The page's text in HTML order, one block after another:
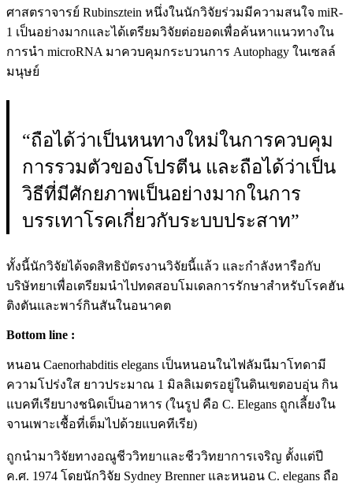
ศาสตราจารย์ Rubinsztein หนึ่งในนักวิจัยร่วมมีความสนใจ miR-
1 เป็นอย่างมากและได้เตรียมวิจัยต่อยอดเพื่อค้นหาแนวทางใน
การนำ microRNA มาควบคุมกระบวนการ Autophagy ในเซลล์
มนุษย์
“ถือได้ว่าเป็นหนทางใหม่ในการควบคุม
การรวมตัวของโปรตีน และถือได้ว่าเป็น
วิธีที่มีศักยภาพเป็นอย่างมากในการ
บรรเทาโรคเกี่ยวกับระบบประสาท”
ทั้งนี้นักวิจัยได้จดสิทธิบัตรงานวิจัยนี้แล้ว และกำลังหารือกับ
บริษัทยาเพื่อเตรียมนำไปทดสอบโมเดลการรักษาสำหรับโรคฮัน
ติงตันและพาร์กินสันในอนาคต
Bottom line :
หนอน Caenorhabditis elegans เป็นหนอนในไฟลัมนีมาโทดามี
ความโปร่งใส ยาวประมาณ 1 มิลลิเมตรอยู่ในดินเขตอบอุ่น กิน
แบคทีเรียบางชนิดเป็นอาหาร (ในรูป คือ C. Elegans ถูกเลี้ยงใน
จานเพาะเชื้อที่เต็มไปด้วยแบคทีเรีย)
ถูกนำมาวิจัยทางอณูชีววิทยาและชีววิทยาการเจริญ ตั้งแต่ปี
ค.ศ. 1974 โดยนักวิจัย Sydney Brenner และหนอน C. elegans ถือ